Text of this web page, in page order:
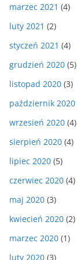
marzec 2021 (4)
luty 2021 (2)
styczeń 2021 (4)
grudzień 2020 (5)
listopad 2020 (3)
październik 2020
wrzesień 2020 (4)
sierpień 2020 (4)
lipiec 2020 (5)
czerwiec 2020 (4)
maj 2020 (3)
kwiecień 2020 (2)
marzec 2020 (1)
luty 2020 (3)